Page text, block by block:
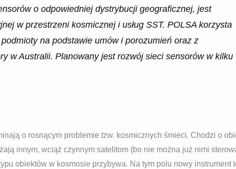
o odpowiedniej dystrybucji geograficznej, jest
w przestrzeni kosmicznej i usług SST. POLSA korzysta
na podstawie umów i porozumień oraz z
w Australii. Planowany jest rozwój sieci sensorów w kilku
o rosnącym problemie tzw. kosmicznych śmieci. Chodzi o
innym, wciąż czynnym satelitom (bo nie można już nimi
obiektów w kosmosie przybywa. Na tym polu nowy instrument